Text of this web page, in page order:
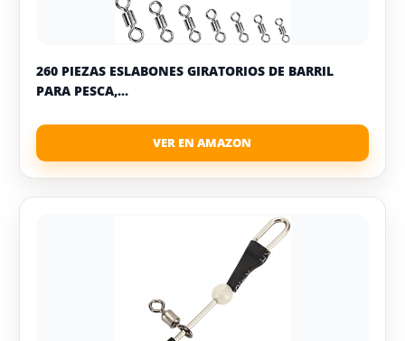
260 PIEZAS ESLABONES GIRATORIOS DE BARRIL
PARA PESCA,...